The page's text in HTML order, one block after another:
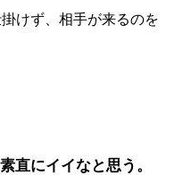
けず、相手が来るのを
直にイイなと思う。